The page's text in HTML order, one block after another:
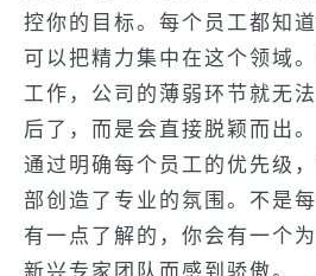
控你的目标。每个员工都知
可以把精力集中在这个领域
工作，公司的薄弱环节就无
后了，而是会直接脱颖而出。
通过明确每个员工的优先级
部创造了专业的氛围。不是
有一点了解的，你会有一个